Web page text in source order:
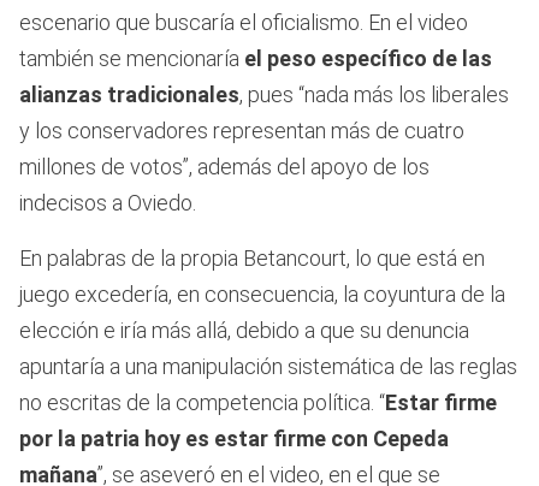
escenario que buscaría el oficialismo. En el video
también se mencionaría el peso específico de las
alianzas tradicionales, pues “nada más los liberales
y los conservadores representan más de cuatro
millones de votos”, además del apoyo de los
indecisos a Oviedo.
En palabras de la propia Betancourt, lo que está en
juego excedería, en consecuencia, la coyuntura de la
elección e iría más allá, debido a que su denuncia
apuntaría a una manipulación sistemática de las reglas
no escritas de la competencia política. “Estar firme
por la patria hoy es estar firme con Cepeda
mañana”, se aseveró en el video, en el que se